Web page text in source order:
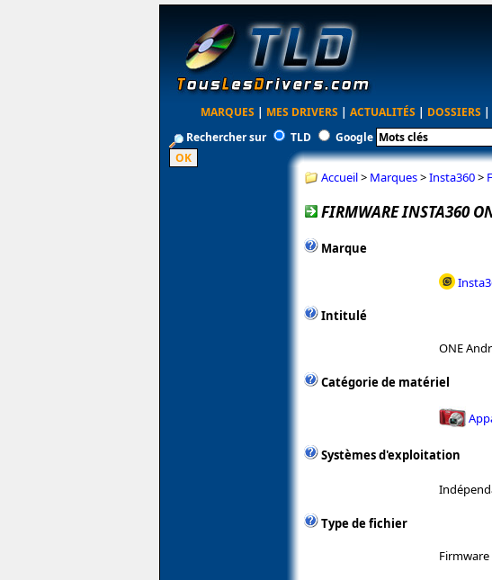
MARQUES | MES DRIVERS | ACTUALITÉS | DOSSIERS |
Rechercher sur
TLD Google
Accueil> Marques>Insta360>
FIRMWARE INSTA360
Marque
Intitulé
ONE
Catégorie de matériel
Systèmes d'exploitation
Type de fichier
Firmware